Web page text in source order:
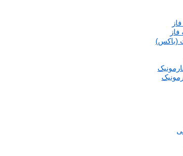
(باکس)